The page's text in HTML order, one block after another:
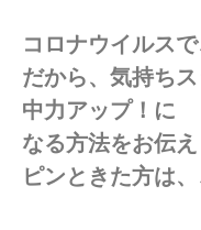
コロナウイルス
だから、気持ち
中力アップ！に
なる方法をお伝
ピンときた方は